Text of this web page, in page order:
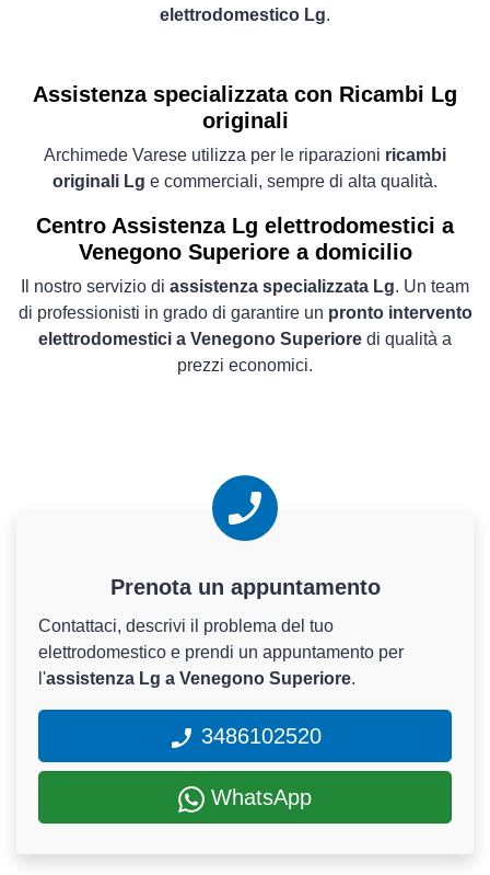
elettrodomestico Lg.
Assistenza specializzata con Ricambi Lg
originali
Archimede Varese utilizza per le riparazioni ricambi
originali Lg e commerciali, sempre di alta qualità.
Centro Assistenza Lg elettrodomestici a
Venegono Superiore a domicilio
Il nostro servizio di assistenza specializzata Lg. Un team
di professionisti in grado di garantire un pronto intervento
elettrodomestici a Venegono Superiore di qualità a
prezzi economici.
Prenota un appuntamento
Contattaci, descrivi il problema del tuo
elettrodomestico e prendi un appuntamento per
l'assistenza Lg a Venegono Superiore.
3486102520
WhatsApp